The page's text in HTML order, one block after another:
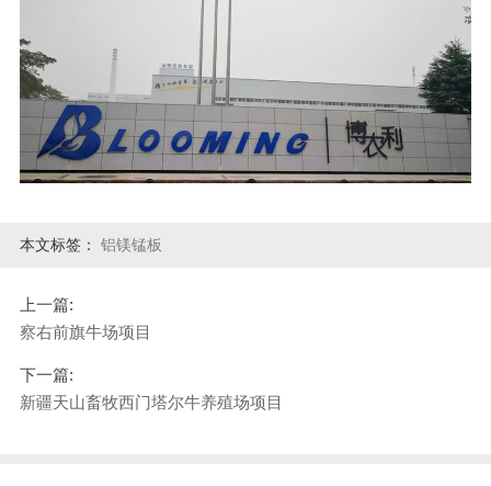
本文标签： 铝镁锰板
上一篇:
察右前旗牛场项目
下一篇:
新疆天山畜牧西门塔尔牛养殖场项目